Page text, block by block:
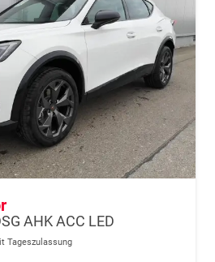
AHK ACC LED
Tageszulassung